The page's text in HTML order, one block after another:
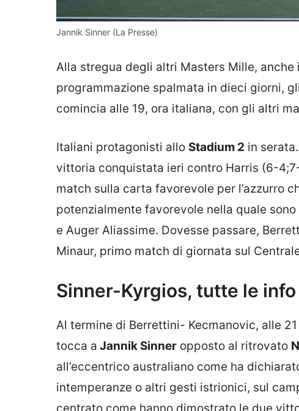
Jannik Sinner (La Presse)
Alla stregua degli altri Masters Mille,
programmazione spalmata in dieci giorni,
comincia alle 19, ora italiana, con gli altri
Italiani protagonisti allo Stadium 2 in
vittoria conquistata ieri contro Harris (6-
match sulla carta favorevole per l’azzurro
potenzialmente favorevole nella quale
e Auger Aliassime. Dovesse passare,
Minaur, primo match di giornata sul
Sinner-Kyrgios, tutte le
Al termine di Berrettini- Kecmanovic, alle
tocca a Jannik Sinner opposto al ritrovato
all’eccentrico australiano come ha
intemperanze o altri gesti istrionici, sul